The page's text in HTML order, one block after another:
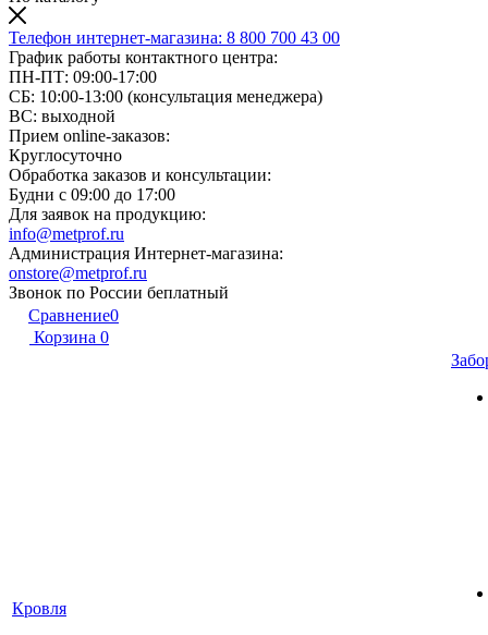
Телефон интернет-магазина: 8 800 700 43 00
График работы контактного центра:
ПН-ПТ: 09:00-17:00
СБ: 10:00-13:00 (консультация менеджера)
ВС: выходной
Прием online-заказов:
Круглосуточно
Обработка заказов и консультации:
Будни с 09:00 до 17:00
Для заявок на продукцию:
info@metprof.ru
Администрация Интернет-магазина:
onstore@metprof.ru
Звонок по России беплатный
Сравнение0
Корзина 0
Кровля